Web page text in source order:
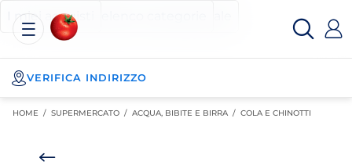
Posizionati sul contenuto principale
Posizionati sull'elenco categorie
I miei acquisti
Esselunga
Spesa
Online
VERIFICA INDIRIZZO
HOME / SUPERMERCATO / ACQUA, BIBITE E BIRRA / COLA E CHINOTTI